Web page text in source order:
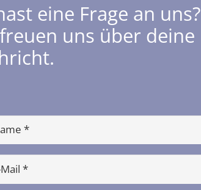
eine Frage an uns?
uns über deine
*
Mail *